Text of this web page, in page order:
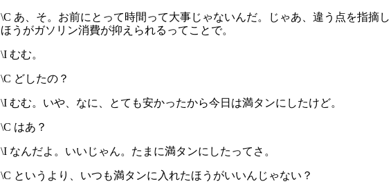
\C あ、そ。お前にとって時間って大事じゃないんだ。じゃあ、違う点を指
ほうがガソリン消費が抑えられるってことで。
\I むむ。
\C どしたの？
\I むむ。いや、なに、とても安かったから今日は満タンにしたけど。
\C はあ？
\I なんだよ。いいじゃん。たまに満タンにしたってさ。
\C というより、いつも満タンに入れたほうがいいんじゃない？